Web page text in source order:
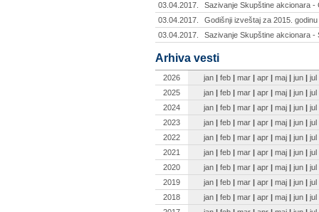
03.04.2017.
Sazivanje Skupštine akcionara -
03.04.2017.
Godišnji izveštaj za 2015.
03.04.2017.
Sazivanje Skupštine akcionara -
Arhiva vesti
2026 jan | feb | mar | apr | maj | jun | jul
2025
jan | feb | mar | apr | maj | jun | jul
2024
jan | feb | mar | apr | maj | jun | jul
2023
jan | feb | mar | apr | maj | jun | jul
2022
jan | feb | mar | apr | maj | jun | jul
2021
jan | feb | mar | apr | maj | jun | jul
2020
jan | feb | mar | apr | maj | jun | jul
2019
jan | feb | mar | apr | maj | jun | jul
2018
jan | feb | mar | apr | maj | jun | jul